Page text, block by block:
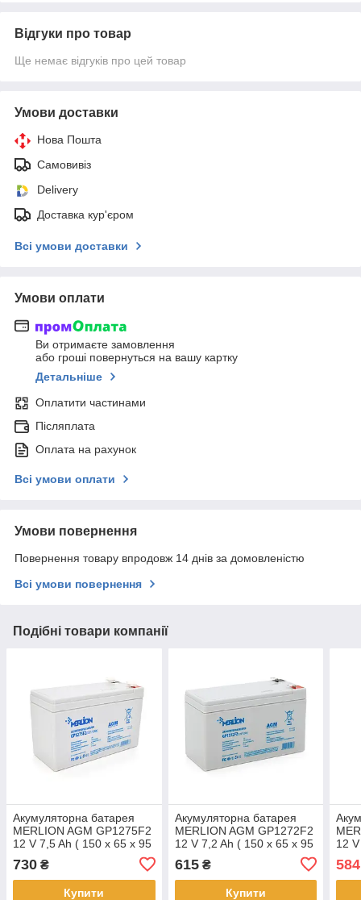
Відгуки про товар
Ще немає відгуків про цей товар
Умови доставки
Нова Пошта
Самовивіз
Delivery
Доставка кур'єром
Всі умови доставки
Умови оплати
Ви отримаєте замовлення
або гроші повернуться на вашу картку
Детальніше
Оплатити частинами
Післяплата
Оплата на рахунок
Всі умови оплати
Умови повернення
Повернення товару впродовж 14 днів за домовленістю
Всі умови повернення
Подібні товари компанії
Акумуляторна батарея
MERLION AGM GP1275F2
12 V 7,5 Ah ( 150 x 65 x 95
Q10/420
730 ₴
Купити
Акумуляторна батарея
MERLION AGM GP1272F2
12 V 7,2 Ah ( 150 x 65 x 95
(100) ), 1.9 kg White Q10
615₴
Купити
12